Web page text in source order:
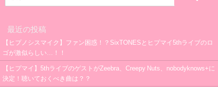
最近の投稿
【ヒプノシスマイク】ファン困惑！？SixTONESとヒプマイ5thライブのロ
ゴが激似らしい…！！
【ヒプマイ】5thライブのゲストがZeebra、Creepy Nuts、nobodyknows+に
決定！聴いておくべき曲は？？